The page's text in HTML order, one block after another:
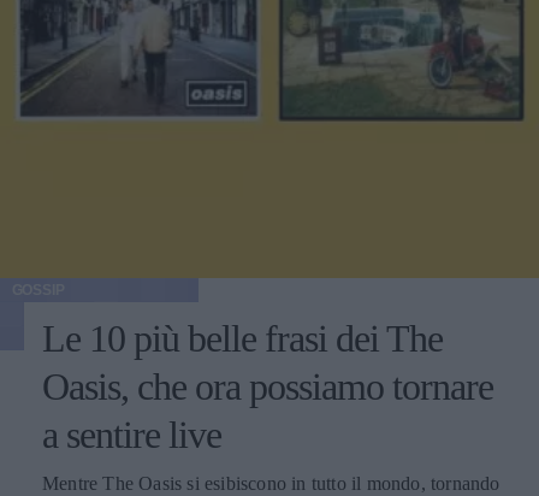
Le 10 più belle frasi dei The
Oasis, che ora possiamo tornare
a sentire live
Mentre The Oasis si esibiscono in tutto il mondo, tornando